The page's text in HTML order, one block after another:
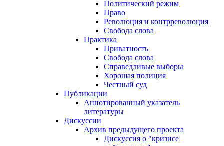
Политический режим
Право
Революция и контрреволюция
Свобода слова
Практика
Приватность
Свобода слова
Справедливые выборы
Хорошая полиция
Честный суд
Публикации
Аннотированный указатель
литературы
Дискуссии
Архив предыдущего проекта
Дискуссия о "кризисе